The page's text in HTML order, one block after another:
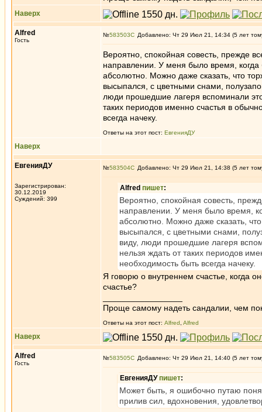
Наверх
Alfred
Гость
№583503 Добавлено: Чт 29 Июл 21, 14:34 (5 лет
Вероятно, спокойная совесть, прежде
направлении. У меня было время,
абсолютно. Можно даже сказать, что
высыпался, с цветными снами,
люди прошедшие лагеря вспоминали
таких периодов именно счастья в
всегда начеку.
Ответы на этот пост: ЕвгенияДУ
Наверх
ЕвгенияДУ
Зарегистрирован:
30.12.2019
Суждений: 399
№583504 Добавлено: Чт 29 Июл 21, 14:38 (5 лет
Alfred пишет:
Вероятно, спокойная совесть,
направлении. У меня было время,
абсолютно. Можно даже сказать,
высыпался, с цветными снами,
виду, люди прошедшие лагеря
нельзя ждать от таких периодов
необходимость быть всегда начеку.
Я говорю о внутреннем счастье, когда
счастье?
Проще самому надеть сандалии, чем
Ответы на этот пост: Alfred Alfred
Наверх
Alfred
Гость
№583505 Добавлено: Чт 29 Июл 21, 14:40 (5 лет
ЕвгенияДУпишет:
Может быть, я ошибочно путаю
прилив сил, вдохновения,